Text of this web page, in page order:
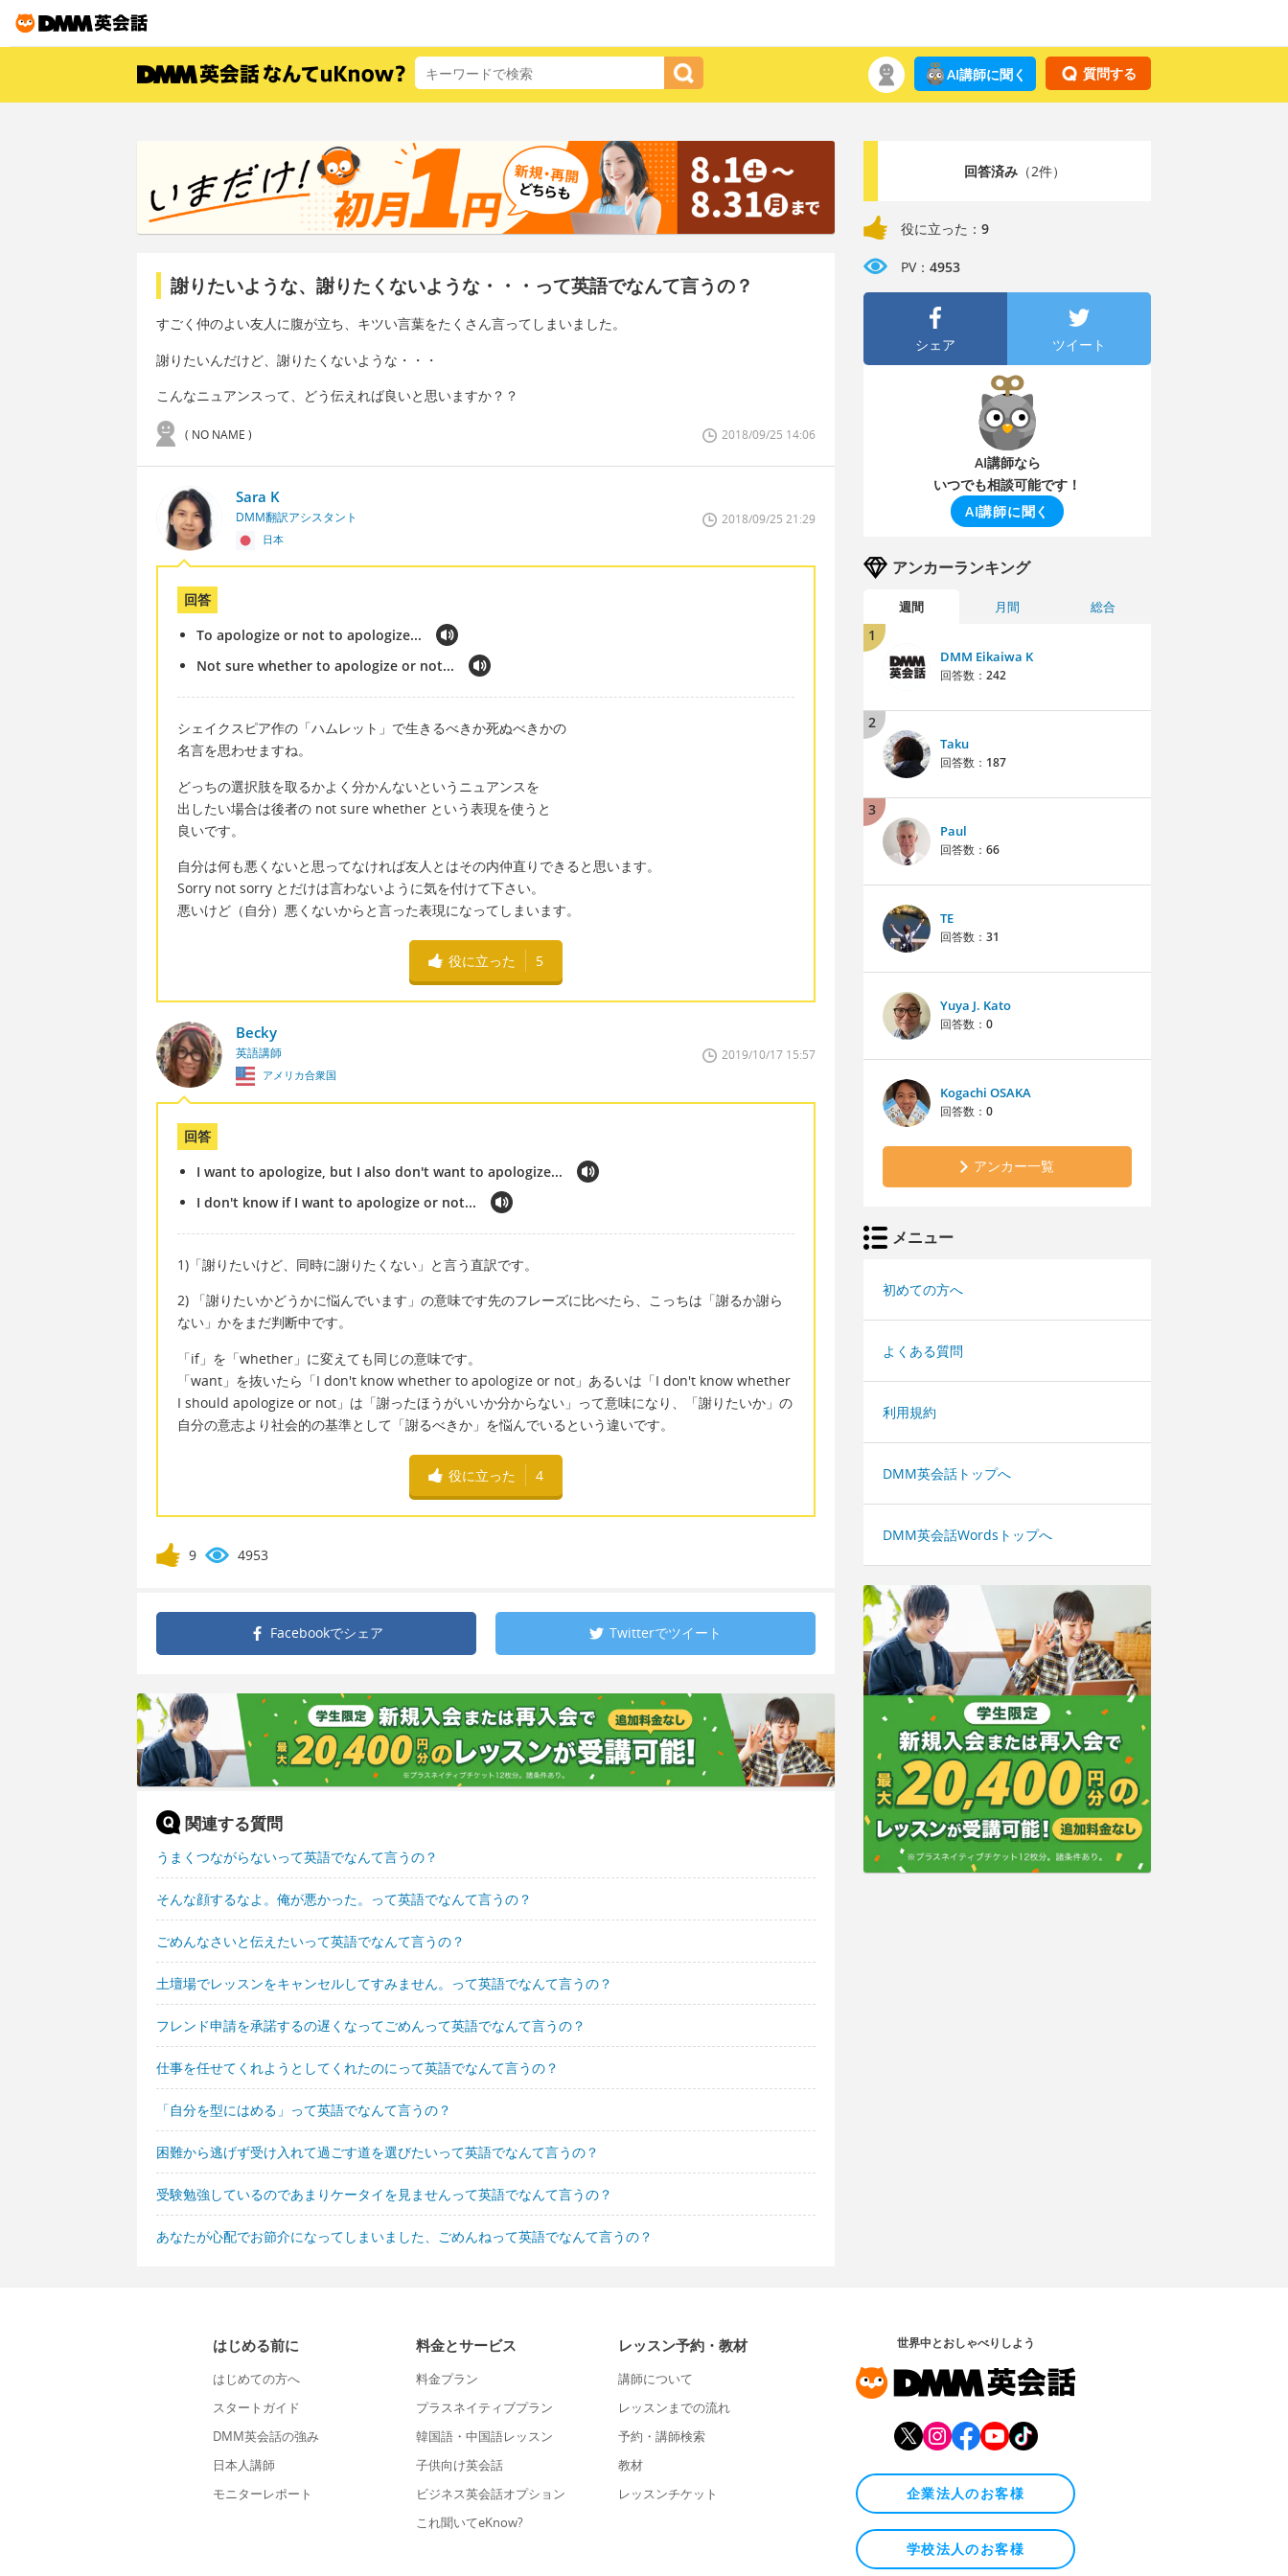
質問する
AI講師に聞く
謝りたいような、謝りたくないような・・・って英語でなんて言うの？
すごく仲のよい友人に腹が立ち、キツい言葉をたくさん言ってしまいました。
謝りたいんだけど、謝りたくないような・・・
こんなニュアンスって、どう伝えれば良いと思いますか？？
( NO NAME ) 2018/09/25 14:06
Sara K
DMM翻訳アシスタント
日本
2018/09/25 21:29
回答
To apologize or not to apologize...
Not sure whether to apologize or not...
シェイクスピア作の「ハムレット」で生きるべきか死ぬべきかの
名言を思わせますね。
どっちの選択肢を取るかよく分かんないというニュアンスを
出したい場合は後者の not sure whether という表現を使うと
良いです。
自分は何も悪くないと思ってなければ友人とはその内仲直りできると思います。
Sorry not sorry とだけは言わないように気を付けて下さい。
悪いけど（自分）悪くないからと言った表現になってしまいます。
役に立った 5
Becky
英語講師
アメリカ合衆国
2019/10/17 15:57
回答
I want to apologize, but I also don't want to apologize...
I don't know if I want to apologize or not...
1)「謝りたいけど、同時に謝りたくない」と言う直訳です。
2) 「謝りたいかどうかに悩んでいます」の意味です先のフレーズに比べたら、こっちは「謝るか謝ら
ない」かをまだ判断中です。
「if」を「whether」に変えても同じの意味です。
「want」を抜いたら「I don't know whether to apologize or not」あるいは「I don't know whether
I should apologize or not」は「謝ったほうがいいか分からない」って意味になり、「謝りたいか」の
自分の意志より社会的の基準として「謝るべきか」を悩んでいるという違いです。
役に立った 4
9 4953
Facebookでシェア Twitterでツイート
関連する質問
うまくつながらないって英語でなんて言うの？
そんな顔するなよ。俺が悪かった。って英語でなんて言うの？
ごめんなさいと伝えたいって英語でなんて言うの？
土壇場でレッスンをキャンセルしてすみません。って英語でなんて言うの？
フレンド申請を承諾するの遅くなってごめんって英語でなんて言うの？
仕事を任せてくれようとしてくれたのにって英語でなんて言うの？
「自分を型にはめる」って英語でなんて言うの？
困難から逃げず受け入れて過ごす道を選びたいって英語でなんて言うの？
受験勉強しているのであまりケータイを見ませんって英語でなんて言うの？
あなたが心配でお節介になってしまいました、ごめんねって英語でなんて言うの？
回答済み（2件）
役に立った： 9
PV： 4953
シェア ツイート
AI講師なら
いつでも相談可能です！
AI講師に聞く
アンカーランキング
週間 月間 総合
1
DMM Eikaiwa K
回答数： 242
2
Taku
回答数： 187
3
Paul
回答数： 66
TE
回答数： 31
Yuya J. Kato
回答数： 0
Kogachi OSAKA
回答数： 0
アンカー一覧
メニュー
初めての方へ
よくある質問
利用規約
DMM英会話トップへ
DMM英会話Wordsトップへ
はじめる前に
はじめての方へ
スタートガイド
DMM英会話の強み
日本人講師
モニターレポート
料金とサービス
料金プラン
プラスネイティブプラン
韓国語・中国語レッスン
子供向け英会話
ビジネス英会話オプション
これ聞いてeKnow?
レッスン予約・教材
講師について
レッスンまでの流れ
予約・講師検索
教材
レッスンチケット
世界中とおしゃべりしよう
企業法人のお客様
学校法人のお客様